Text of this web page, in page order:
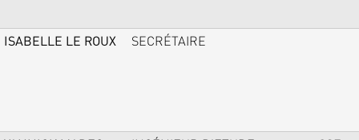
ISABELLE LE ROUX SECRÉTAIRE